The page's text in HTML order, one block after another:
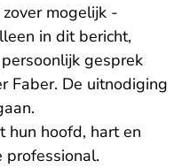
mogelijk -
in dit bericht,
gesprek
Faber. De uitnodiging
hun hoofd, hart en
professional.